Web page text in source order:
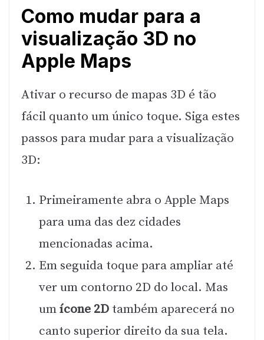
Como mudar para a
visualização 3D no
Apple Maps
Ativar o recurso de mapas 3D é tão
fácil quanto um único toque. Siga estes
passos para mudar para a visualização
3D:
Primeiramente abra o Apple Maps
para uma das dez cidades
mencionadas acima.
Em seguida toque para ampliar até
ver um contorno 2D do local. Mas
umícone 2D também aparecerá no
canto superior direito da sua tela.